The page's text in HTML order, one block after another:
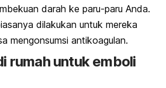
darah ke paru-paru Anda.
dilakukan untuk mereka
mengonsumsi antikoagulan.
rumah untuk emboli